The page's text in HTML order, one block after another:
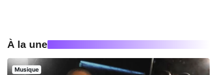
À la une
Musique